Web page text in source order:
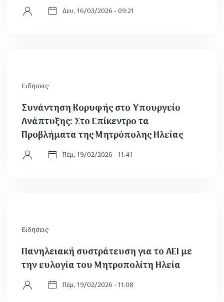
Δευ, 16/03/2026 - 09:21
Ειδήσεις
Συνάντηση Κορυφής στο Υπουργείο
Ανάπτυξης: Στο Επίκεντρο τα
Προβλήματα της Μητρόπολης Ηλείας
Πέμ, 19/02/2026 - 11:41
Ειδήσεις
Πανηλειακή συστράτευση για το ΑΕΙ με
την ευλογία του Μητροπολίτη Ηλεία
Πέμ, 19/02/2026 - 11:08